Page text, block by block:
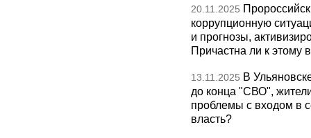
20.11.2025
коррупционную
и прогнозы,
Причастна ли к этому
13.11.2025 В
до конца "СВО",
проблемы с входом в
власть?